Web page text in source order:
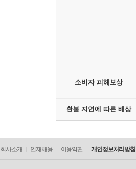
소비자 피해보상
환불 지연에 따른 배상
회사소개 인재채용 이용약관 개인정보처리방침